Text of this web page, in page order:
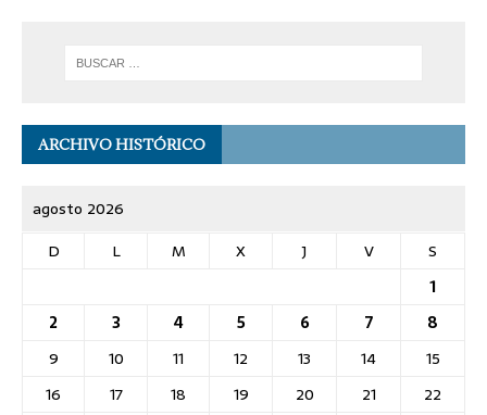
ARCHIVO HISTÓRICO
agosto 2026
D
L M X J V
S
1
2
3 4 5 6 7
8
9
10 11 12 13 14
15
16
17 18 19 20 21
22